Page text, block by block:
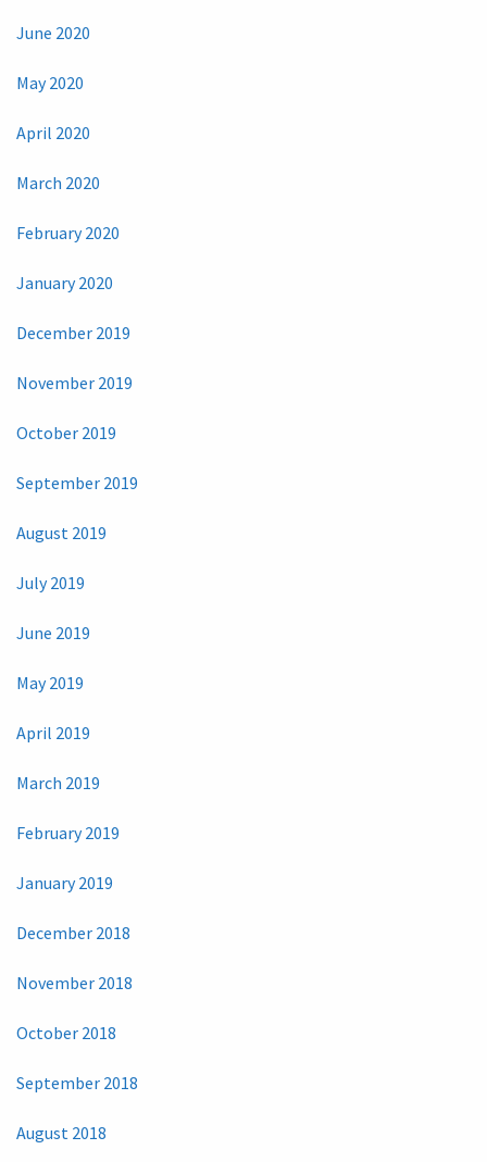
June 2020
May 2020
April 2020
March 2020
February 2020
January 2020
December 2019
November 2019
October 2019
September 2019
August 2019
July 2019
June 2019
May 2019
April 2019
March 2019
February 2019
January 2019
December 2018
November 2018
October 2018
September 2018
August 2018